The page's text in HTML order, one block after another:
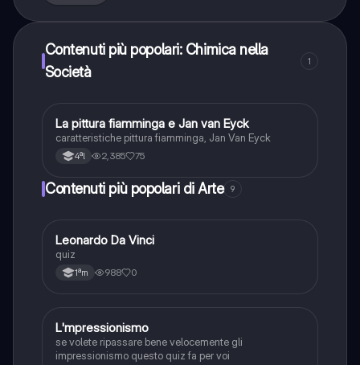
Contenuti più popolari: Chimica nella
Società
1
Arte
La pittura fiamminga e Jan van Eyck
caratteristiche pittura fiamminga, Jan Van Eyck
4ªl 2,385 75
Contenuti più popolari di Arte 9
LArte
Leonardo Da Vinci
quiz
1ªm 988 0
LArte
L'mpressionismo
se volete ripassare bene velocemente gli
impressionismo questo quiz fa per voi